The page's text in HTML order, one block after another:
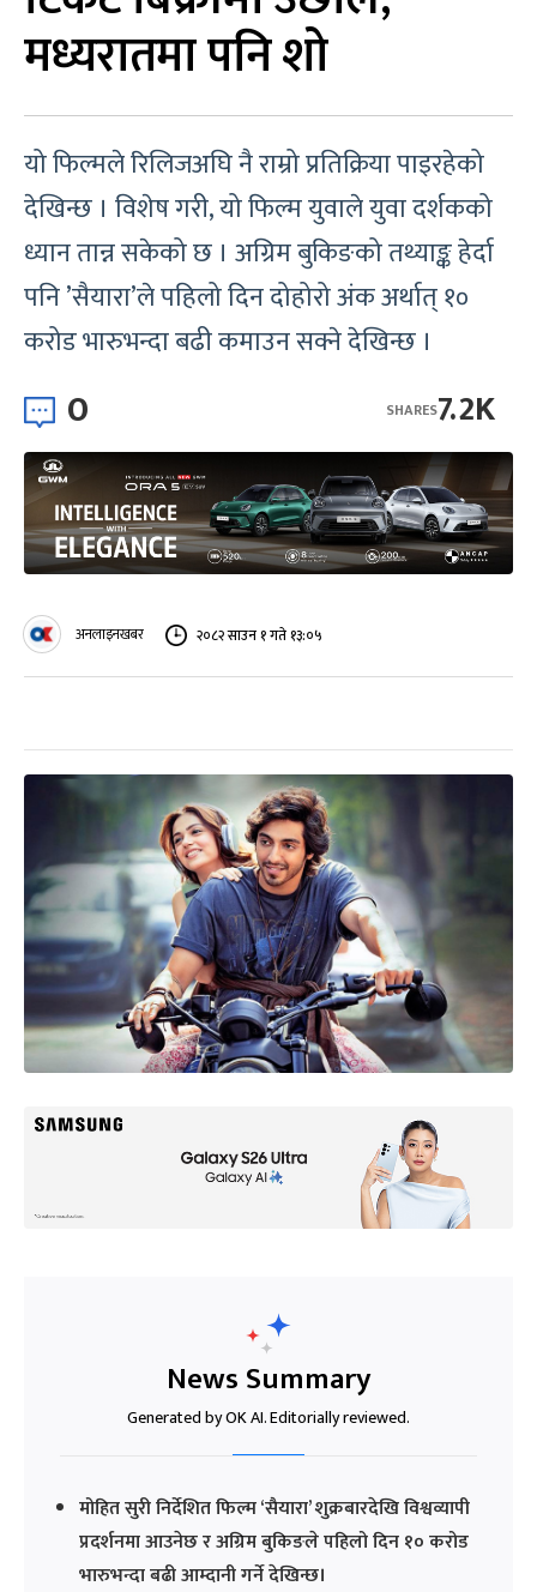
मध्यरातमा पनि शो
यो फिल्मले रिलिजअघि नै राम्रो प्रतिक्रिया पाइरहेको
देखिन्छ । विशेष गरी, यो फिल्म युवाले युवा दर्शकको
ध्यान तान्न सकेको छ । अग्रिम बुकिङको तथ्याङ्क हेर्दा
पनि ’सैयारा’ले पहिलो दिन दोहोरो अंक अर्थात् १०
करोड भारुभन्दा बढी कमाउन सक्ने देखिन्छ ।
0 7.2K
SHARES
अनलाइनखबर २०८२ साउन १ गते १३:०५
News Summary
Generated by OK AI. Editorially reviewed.
मोहित सुरी निर्देशित फिल्म ‘सैयारा’ शुक्रबारदेखि विश्वव्यापी
प्रदर्शनमा आउनेछ र अग्रिम बुकिङले पहिलो दिन १० करोड
भारुभन्दा बढी आम्दानी गर्ने देखिन्छ।